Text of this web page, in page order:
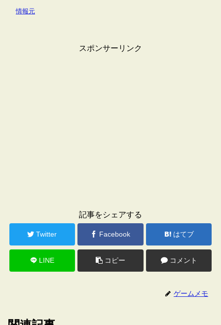
情報元
スポンサーリンク
記事をシェアする
Twitter Facebook はてブ
LINE コピー コメント
ゲームメモ